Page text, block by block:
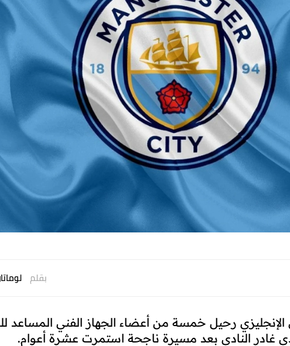
بقلم
رحيل خمسة من أعضاء الجهاز الفني المساعد
غادر النادي بعد مسيرة ناجحة استمرت عشرة أعوام.